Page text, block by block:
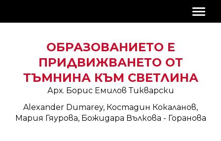
ОБРАЗОВАНИЕТО Е
ПРИДВИЖВАНЕТО ОТ
ТЪМНИНА КЪМ СВЕТЛИНА
Арх. Борис Емилов Тикварски
Alexander Dumarey, Костадин Кокаланов,
Мария Гяурова, Божидара Вълкова - Горанова